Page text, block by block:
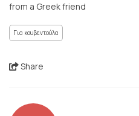
from a Greek friend
Για κουβεντούλα
Share